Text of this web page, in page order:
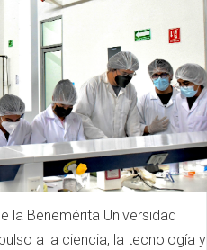
la Benemérita Universidad
a la ciencia, la tecnología y